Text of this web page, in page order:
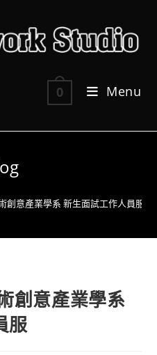
0 Menu
創意產業學系 新生面試工作人員服
創意產業學系
服